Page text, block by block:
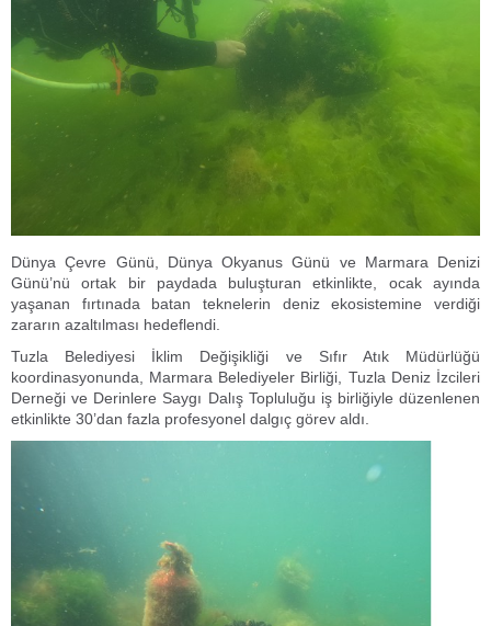
Dünya Çevre Günü, Dünya Okyanus Günü ve Marmara Denizi
Günü’nü ortak bir paydada buluşturan etkinlikte, ocak ayında
yaşanan fırtınada batan teknelerin deniz ekosistemine verdiği
zararın azaltılması hedeflendi.
Tuzla Belediyesi İklim Değişikliği ve Sıfır Atık Müdürlüğü
koordinasyonunda, Marmara Belediyeler Birliği, Tuzla Deniz İzcileri
Derneği ve Derinlere Saygı Dalış Topluluğu iş birliğiyle düzenlenen
etkinlikte 30’dan fazla profesyonel dalgıç görev aldı.